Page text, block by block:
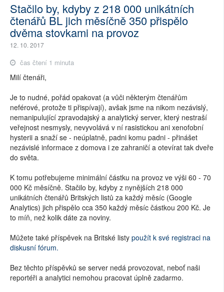
Stačilo by, kdyby z 218 000 unikátních
čtenářů BL jich měsíčně 350 přispělo
dvěma stovkami na provoz
12. 10. 2017
čas čtení 1 minuta
Milí čtenáři,
Je to nudné, pořád opakovat (a vůči některým čtenářům
neférové, protože ti přispívají), avšak jsme na nikom nezávislý,
nemanipulující zpravodajský a analytický server, který nestraší
veřejnost nesmysly, nevyvolává v ní rasistickou ani xenofobní
hysterii a snaží se - neúplatně, padni komu padni - přinášet
nezávislé informace z domova i ze zahraničí a otevírat tak dveře
do světa.
K tomu potřebujeme minimální částku na provoz ve výši 60 - 70
000 Kč měsíčně. Stačilo by, kdyby z nynějších 218 000
unikátních čtenářů Britských listů za každý měsíc (Google
Analytics) jich přispělo cca 350 každý měsíc částkou 200 Kč. Je
to míň, než kolik dáte za noviny.
Můžete také příspěvek na Britské listy použít k své registraci na
diskusní fórum.
Bez těchto příspěvků se server nedá provozovat, neboť naši
reportéři a analytici nemohou pracovat úplně zadarmo.